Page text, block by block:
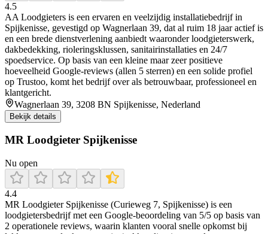
4.5
AA Loodgieters is een ervaren en veelzijdig installatiebedrijf in
Spijkenisse, gevestigd op Wagnerlaan 39, dat al ruim 18 jaar actief is
en een brede dienstverlening aanbiedt waaronder loodgieterswerk,
dakbedekking, rioleringsklussen, sanitairinstallaties en 24/7
spoedservice. Op basis van een kleine maar zeer positieve
hoeveelheid Google-reviews (allen 5 sterren) en een solide profiel
op Trustoo, komt het bedrijf over als betrouwbaar, professioneel en
klantgericht.
Wagnerlaan 39, 3208 BN Spijkenisse, Nederland
Bekijk details
MR Loodgieter Spijkenisse
Nu open
4.4
MR Loodgieter Spijkenisse (Curieweg 7, Spijkenisse) is een
loodgietersbedrijf met een Google-beoordeling van 5/5 op basis van
2 operationele reviews, waarin klanten vooral snelle opkomst bij